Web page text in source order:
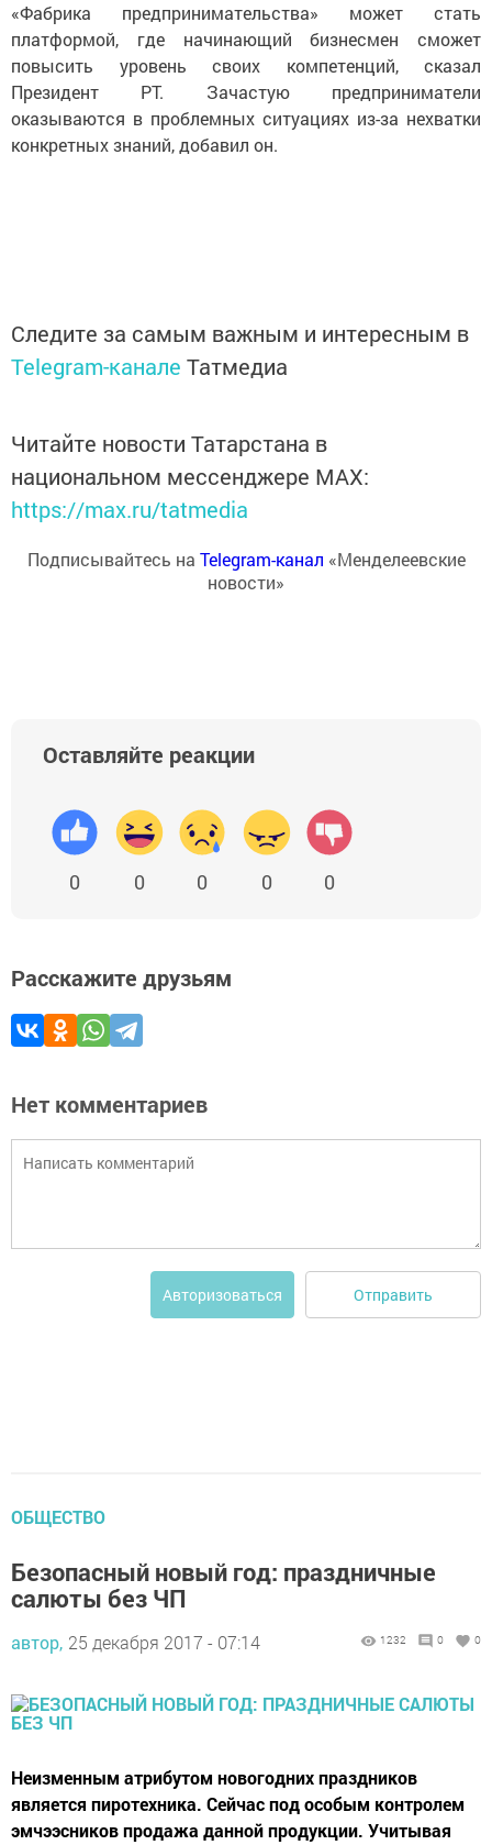
«Фабрика предпринимательства» может стать
платформой, где начинающий бизнесмен сможет
повысить уровень своих компетенций, сказал
Президент РТ. Зачастую предприниматели
оказываются в проблемных ситуациях из-за нехватки
конкретных знаний, добавил он.
Следите за самым важным и интересным в
Telegram-канале Татмедиа
Читайте новости Татарстана в
национальном мессенджере MАХ:
https://max.ru/tatmedia
Подписывайтесь на Telegram-канал «Менделеевские
новости»
Оставляйте реакции
0 0 0 0 0
Расскажите друзьям
Нет комментариев
Авторизоваться Отправить
ОБЩЕСТВО
Безопасный новый год: праздничные
салюты без ЧП
автор, 25 декабря 2017 - 07:14 1232 0 0
Неизменным атрибутом новогодних праздников
является пиротехника. Сейчас под особым контролем
эмчээсников продажа данной продукции. Учитывая